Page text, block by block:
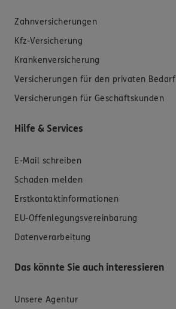
Zahnversicherungen
Kfz-Versicherung
Krankenversicherung
Versicherungen für den privaten Bedarf
Versicherungen für Geschäftskunden
Hilfe & Services
E-Mail schreiben
Schaden melden
Erstkontaktinformationen
EU-Offenlegungsvereinbarung
Datenverarbeitung
Das könnte Sie auch interessieren
Unsere Agentur